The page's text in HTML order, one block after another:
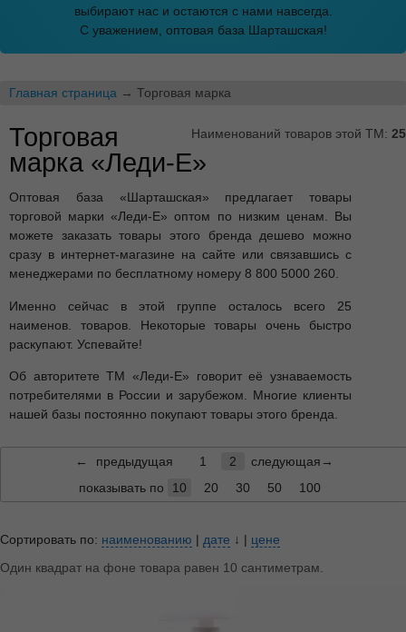
выбирают нас и остаются с нами навсегда.
С уважением, оптовая база Шарташская!
Главная страница → Торговая марка
Наименований товаров этой ТМ: 25
Торговая
марка «Леди-Е»
Оптовая база «Шарташская» предлагает товары
торговой марки «Леди-Е» оптом по низким ценам. Вы
можете заказать товары этого бренда дешево можно
сразу в интернет-магазине на сайте или связавшись с
менеджерами по бесплатному номеру 8 800 5000 260.
Именно сейчас в этой группе осталось всего 25
наименов. товаров. Некоторые товары очень быстро
раскупают. Успевайте!
Об авторитете ТМ «Леди-Е» говорит её узнаваемость
потребителями в России и зарубежом. Многие клиенты
нашей базы постоянно покупают товары этого бренда.
← предыдущая 1 2
следующая→
показывать по
10 20 30 50 100
Сортировать по: наименованию | дате ↓ | цене
Один квадрат на фоне товара равен 10 сантиметрам.